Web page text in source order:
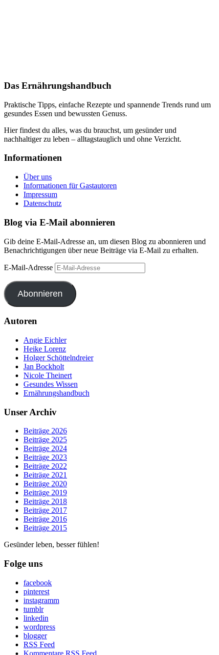
Das Ernährungshandbuch
Praktische Tipps, einfache Rezepte und spannende Trends rund um
gesundes Essen und bewussten Genuss.
Hier findest du alles, was du brauchst, um gesünder und
nachhaltiger zu leben – alltagstauglich und ohne Verzicht.
Informationen
Über uns
Informationen für Gastautoren
Impressum
Datenschutz
Blog via E-Mail abonnieren
Gib deine E-Mail-Adresse an, um diesen Blog zu abonnieren und
Benachrichtigungen über neue Beiträge via E-Mail zu erhalten.
E-Mail-Adresse
Abonnieren
Autoren
Angie Eichler
Heike Lorenz
Holger Schöttelndreier
Jan Bockholt
Nicole Theinert
Gesundes Wissen
Ernährungshandbuch
Unser Archiv
Beiträge 2026
Beiträge 2025
Beiträge 2024
Beiträge 2023
Beiträge 2022
Beiträge 2021
Beiträge 2020
Beiträge 2019
Beiträge 2018
Beiträge 2017
Beiträge 2016
Beiträge 2015
Gesünder leben, besser fühlen!
Folge uns
facebook
pinterest
instagramm
tumblr
linkedin
wordpress
blogger
RSS Feed
Kommentare RSS Feed